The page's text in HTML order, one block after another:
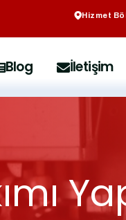
Hizmet
Blog İletişim